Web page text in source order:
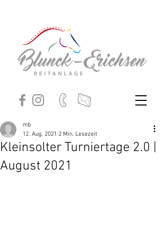
Kleinsolter Turniertage 2.0 |
August 2021
mb
12. Aug. 2021 2 Min. Lesezeit